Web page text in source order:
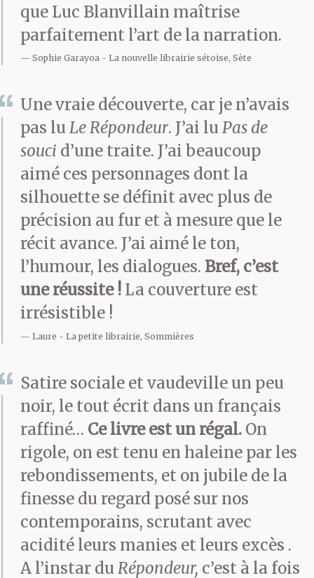
que Luc Blanvillain maîtrise
parfaitement l’art de la narration.
Sophie Garayoa La nouvelle librairie sétoise, Sète
Une vraie découverte, car je n’avais
pas lu Le Répondeur. J’ai lu Pas de
souci d’une traite. J’ai beaucoup
aimé ces personnages dont la
silhouette se définit avec plus de
précision au fur et à mesure que le
récit avance. J’ai aimé le ton,
l’humour, les dialogues. Bref, c’est
une réussite ! La couverture est
irrésistible !
Laure La petite librairie, Sommières
Satire sociale et vaudeville un peu
noir, le tout écrit dans un français
raffiné… Ce livre est un régal. On
rigole, on est tenu en haleine par les
rebondissements, et on jubile de la
finesse du regard posé sur nos
contemporains, scrutant avec
acidité leurs manies et leurs excès .
A l’instar du Répondeur, c’est à la fois